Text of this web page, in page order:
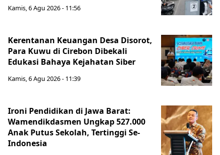
Kamis, 6 Agu 2026 - 11:56
Kerentanan Keuangan Desa Disorot,
Para Kuwu di Cirebon Dibekali
Edukasi Bahaya Kejahatan Siber
Kamis, 6 Agu 2026 - 11:39
Ironi Pendidikan di Jawa Barat:
Wamendikdasmen Ungkap 527.000
Anak Putus Sekolah, Tertinggi Se-
Indonesia